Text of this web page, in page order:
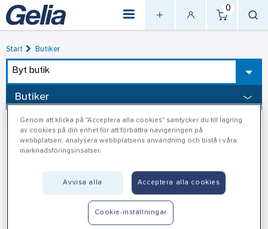
0
Start Butiker
Byt butik
Butiker
Genom att klicka på "Acceptera alla cookies" samtycker du till lagring
av cookies på din enhet för att förbättra navigeringen på
webbplatsen, analysera webbplatsens användning och bistå i våra
marknadsföringsinsatser.
Avvisa alla Acceptera alla cookies
Cookie-inställningar